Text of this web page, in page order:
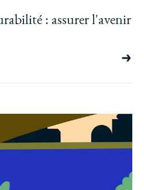
: assurer l'avenir